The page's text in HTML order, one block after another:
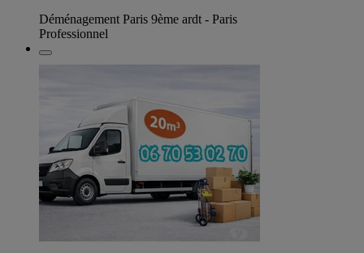
Déménagement Paris 9ème ardt - Paris
Professionnel